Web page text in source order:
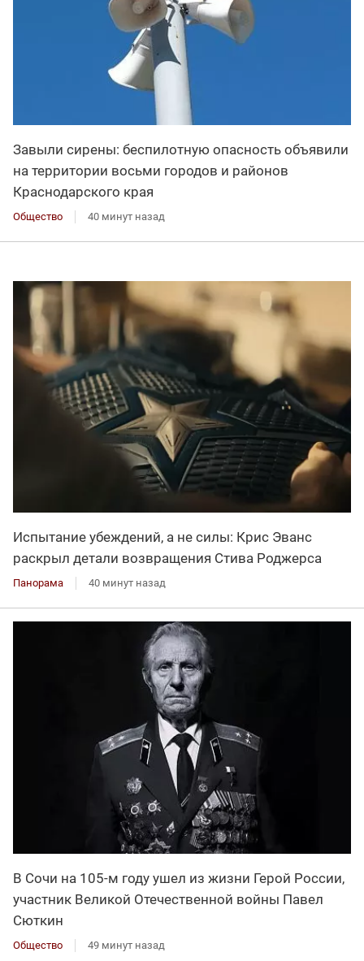
Завыли сирены: беспилотную опасность объявили
на территории восьми городов и районов
Краснодарского края
Общество 40 минут назад
Испытание убеждений, а не силы: Крис Эванс
раскрыл детали возвращения Стива Роджерса
Панорама 40 минут назад
В Сочи на 105-м году ушел из жизни Герой России,
участник Великой Отечественной войны Павел
Сюткин
Общество 49 минут назад